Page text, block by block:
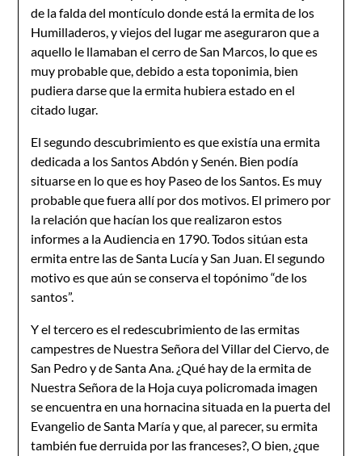
de la fal­da del montículo donde está la ermita de los
Humilladeros, y viejos del lugar me aseguraron que a
aquello le llamaban el cerro de San Marcos, lo que es
muy probable que, debido a esta toponimia, bien
pudiera darse que la ermita hubiera estado en el
citado lu­gar.
El segundo descubrimiento es que existía una ermita
dedicada a los Santos Abdón y Senén. Bien podía
situarse en lo que es hoy Paseo de los Santos. Es muy
probable que fuera allí por dos motivos. El primero por
la relación que hacían los que realizaron estos
informes a la Audiencia en 1790. Todos sitúan esta
ermita entre las de Santa Lucía y San Juan. El segundo
motivo es que aún se con­serva el topónimo “de los
santos”.
Y el tercero es el redescubrimiento de las ermitas
campestres de Nuestra Señora del Villar del Ciervo, de
San Pedro y de Santa Ana. ¿Qué hay de la ermita de
Nuestra Señora de la Hoja cuya policromada imagen
se encuentra en una hornacina situada en la puerta del
Evangelio de Santa María y que, al parecer, su ermi­ta
también fue derruida por las franceses?, O bien, ¿que